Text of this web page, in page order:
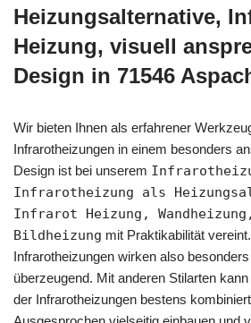
Heizungsalternative,
Heizung, visuell
Design in 71546
Wir bieten Ihnen als erfahrener
Infrarotheizungen in einem besonders
Design ist bei unserem
Infrarotheizung als
Infrarot Heizung,
Bildheizung mit Praktikabilität
Infrarotheizungen wirken also
überzeugend. Mit anderen Stilarten
der Infrarotheizungen bestens